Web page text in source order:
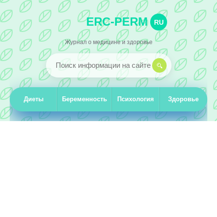
ERC-PERM RU
Журнал о медицине и здоровье
Диеты Беременность Психология Здоровье